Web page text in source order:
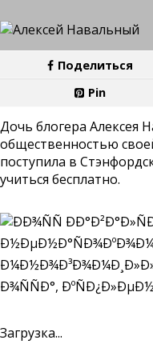
Поделиться
Pin
Дочь блогера Алексея
общественностью
поступила в
учиться бесплатно.
Загрузка...